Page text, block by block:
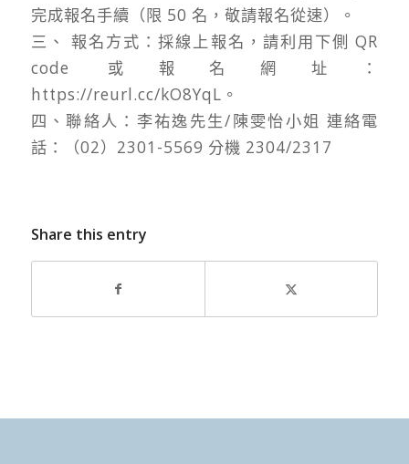
完成報名手續（限 50 名，敬請報名從速）。
三、 報名方式：採線上報名，請利用下側 QR
code 或報名網址：
https://reurl.cc/kO8YqL。
四、聯絡人：李祐逸先生/陳雯怡小姐 連絡電
話：（02）2301-5569 分機 2304/2317
Share this entry